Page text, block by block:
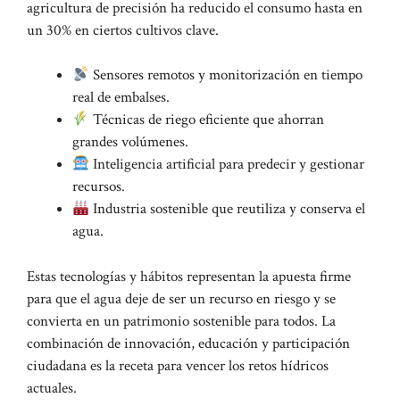
agricultura de precisión ha reducido el consumo hasta en
un 30% en ciertos cultivos clave.
Sensores remotos y monitorización en tiempo
real de embalses.
Técnicas de riego eficiente que ahorran
grandes volúmenes.
Inteligencia artificial para predecir y gestionar
recursos.
Industria sostenible que reutiliza y conserva el
agua.
Estas tecnologías y hábitos representan la apuesta firme
para que el agua deje de ser un recurso en riesgo y se
convierta en un patrimonio sostenible para todos. La
combinación de innovación, educación y participación
ciudadana es la receta para vencer los retos hídricos
actuales.